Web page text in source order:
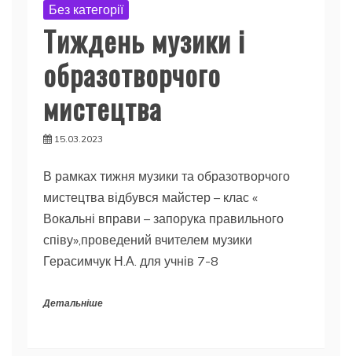
Без категорії
Тиждень музики і
образотворчого
мистецтва
15.03.2023
В рамках тижня музики та образотворчого
мистецтва відбувся майстер – клас «
Вокальні вправи – запорука правильного
співу»,проведений вчителем музики
Герасимчук Н.А. для учнів 7-8
Детальніше